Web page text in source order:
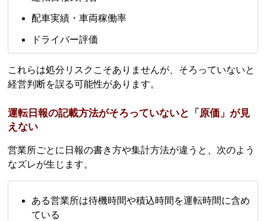
配車実績・車両稼働率
ドライバー評価
これらは処分リスクこそありませんが、そろっていないと
経営判断を誤る可能性があります。
運転日報の記載方法がそろっていないと「原価」が見
えない
営業所ごとに日報の書き方や集計方法が違うと、次のよう
なズレが生じます。
ある営業所は待機時間や積込時間を運転時間に含め
ている